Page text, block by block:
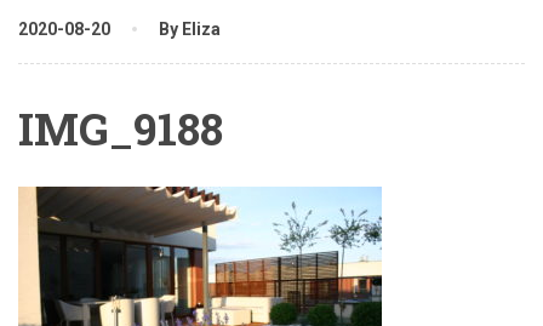
2020-08-20 By Eliza
IMG_9188